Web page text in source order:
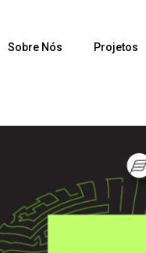
Sobre Nós Projetos